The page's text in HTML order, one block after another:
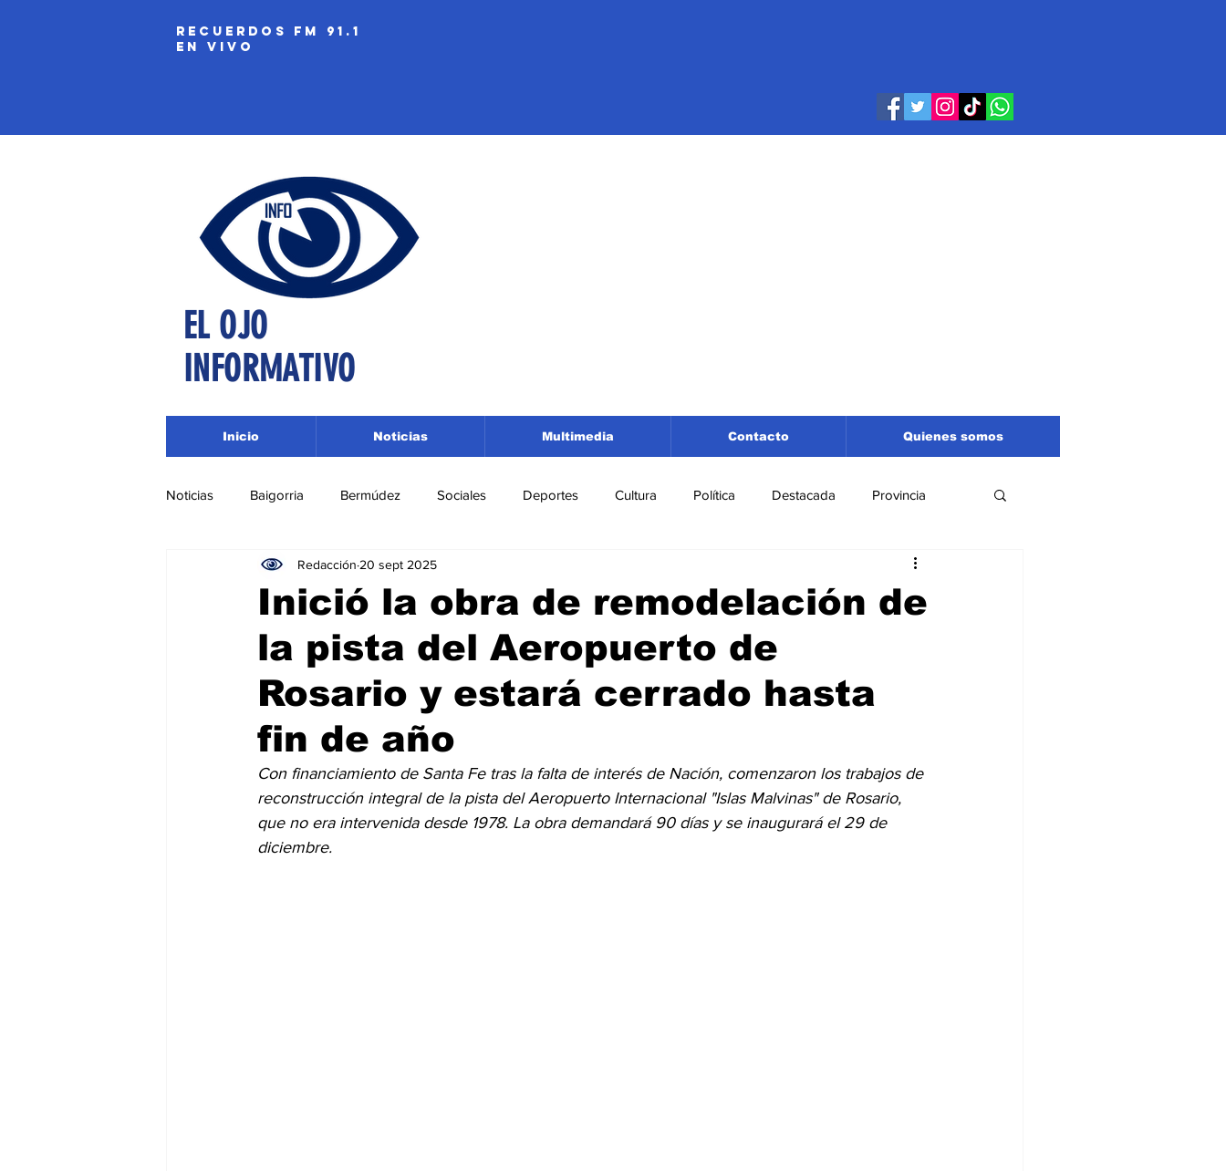
recuerdos fm 91.1
EN VIVO
EL OJO
INFORMATIVO
Inicio Noticias Multimedia Contacto Quienes somos
Noticias Baigorria Bermúdez Sociales Deportes Cultura Política Destacada Provincia
Nacionales Beltrán San Lorenzo Santa Fe
Roldán Departamento San Lorenzo Pujato Turismo Economía
Asociación Rosarina de Fútbol
Inició la obra de remodelación de
la pista del Aeropuerto de
Rosario y estará cerrado hasta
fin de año
Redacción 20 sept 2025
Con financiamiento de Santa Fe tras la falta de interés de Nación, comenzaron los trabajos de
reconstrucción integral de la pista del Aeropuerto Internacional "Islas Malvinas" de Rosario,
que no era intervenida desde 1978. La obra demandará 90 días y se inaugurará el 29 de
diciembre.